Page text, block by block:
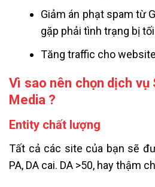
Giảm án phạt spam từ
gặp phải tình trạng bị
Tăng traffic cho
Vì sao nên chọn dịch vụ
Media ?
Entity chất lượng
Tất cả các site của bạn sẽ
PA, DA cai. DA >50, hay thậm